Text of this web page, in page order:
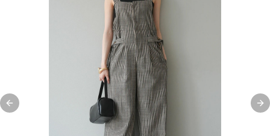
Previous slide